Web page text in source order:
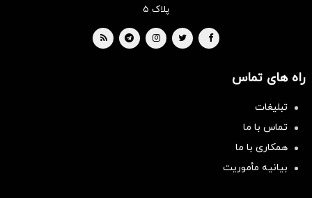
پلاک ۵
راه های تماس
تبلیغات
تماس با ما
همکاری با ما
بیانیه مأموریت